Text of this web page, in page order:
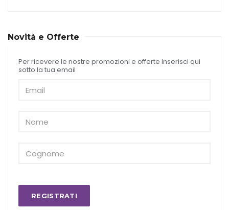
Novità e Offerte
Per ricevere le nostre promozioni e offerte inserisci qui
sotto la tua email
REGISTRATI